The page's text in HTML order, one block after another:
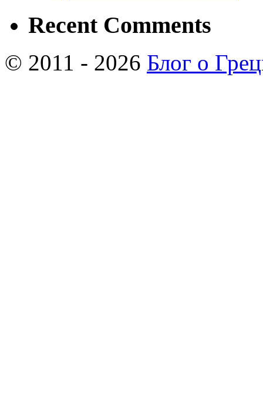
Recent Comments
© 2011 - 2026 Блог о